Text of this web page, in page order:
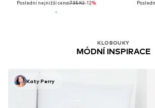
Poslední nejnižší cena:735 Kč-12%
KLOBOUKY
MÓDNÍ INSPIRACE
Katy Perry